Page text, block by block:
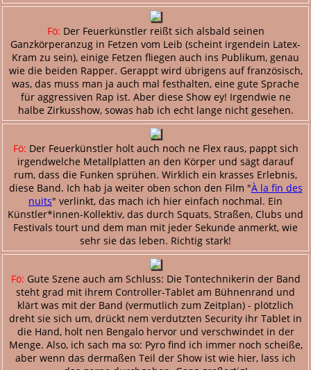
Fö: Der Feuerkünstler reißt sich alsbald seinen
Ganzkörperanzug in Fetzen vom Leib (scheint irgendein Latex-
Kram zu sein), einige Fetzen fliegen auch ins Publikum, genau
wie die beiden Rapper. Gerappt wird übrigens auf französisch,
was, das muss man ja auch mal festhalten, eine gute Sprache
für aggressiven Rap ist. Aber diese Show ey! Irgendwie ne
halbe Zirkusshow, sowas hab ich echt lange nicht gesehen.
Fö: Der Feuerkünstler holt auch noch ne Flex raus, pappt sich
irgendwelche Metallplatten an den Körper und sägt darauf
rum, dass die Funken sprühen. Wirklich ein krasses Erlebnis,
diese Band. Ich hab ja weiter oben schon den Film "À la fin des
nuits" verlinkt, das mach ich hier einfach nochmal. Ein
Künstler*innen-Kollektiv, das durch Squats, Straßen, Clubs und
Festivals tourt und dem man mit jeder Sekunde anmerkt, wie
sehr sie das leben. Richtig stark!
Fö: Gute Szene auch am Schluss: Die Tontechnikerin der Band
steht grad mit ihrem Controller-Tablet am Bühnenrand und
klärt was mit der Band (vermutlich zum Zeitplan) - plötzlich
dreht sie sich um, drückt nem verdutzten Security ihr Tablet in
die Hand, holt nen Bengalo hervor und verschwindet in der
Menge. Also, ich sach ma so: Pyro find ich immer noch scheiße,
aber wenn das dermaßen Teil der Show ist wie hier, lass ich